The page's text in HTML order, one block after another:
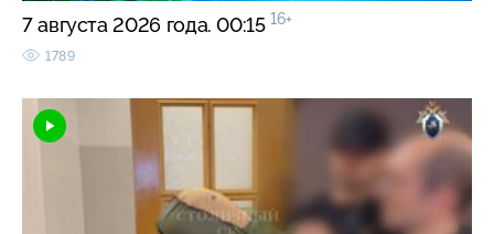
7 августа 2026 года. 00:15 16+
1789